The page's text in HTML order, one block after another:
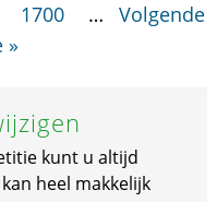
1700 …
Volgende
»
kunt u altijd
heel makkelijk